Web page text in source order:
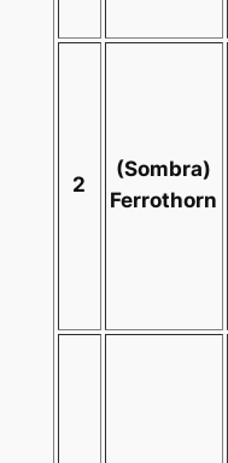
2
(Sombra)
Ferrothorn